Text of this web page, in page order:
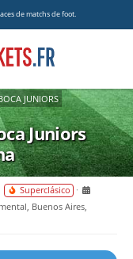
de matchs de foot.
JUNIORS
Juniors
Superclásico
Buenos Aires,